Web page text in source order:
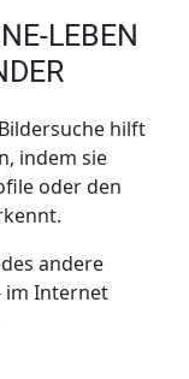
LEBEN
hilft
indem sie
oder den
andere
im Internet